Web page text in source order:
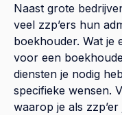
Naast grote
veel zzp’ers hun
boekhouder. Wat je
voor een
diensten je nodig
specifieke wensen.
waarop je als